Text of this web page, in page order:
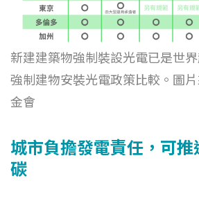
新建建築物強制裝設光電已是世
強制建物安裝光電政策比較。圖
金會
城市負擔發電責任，可
碳